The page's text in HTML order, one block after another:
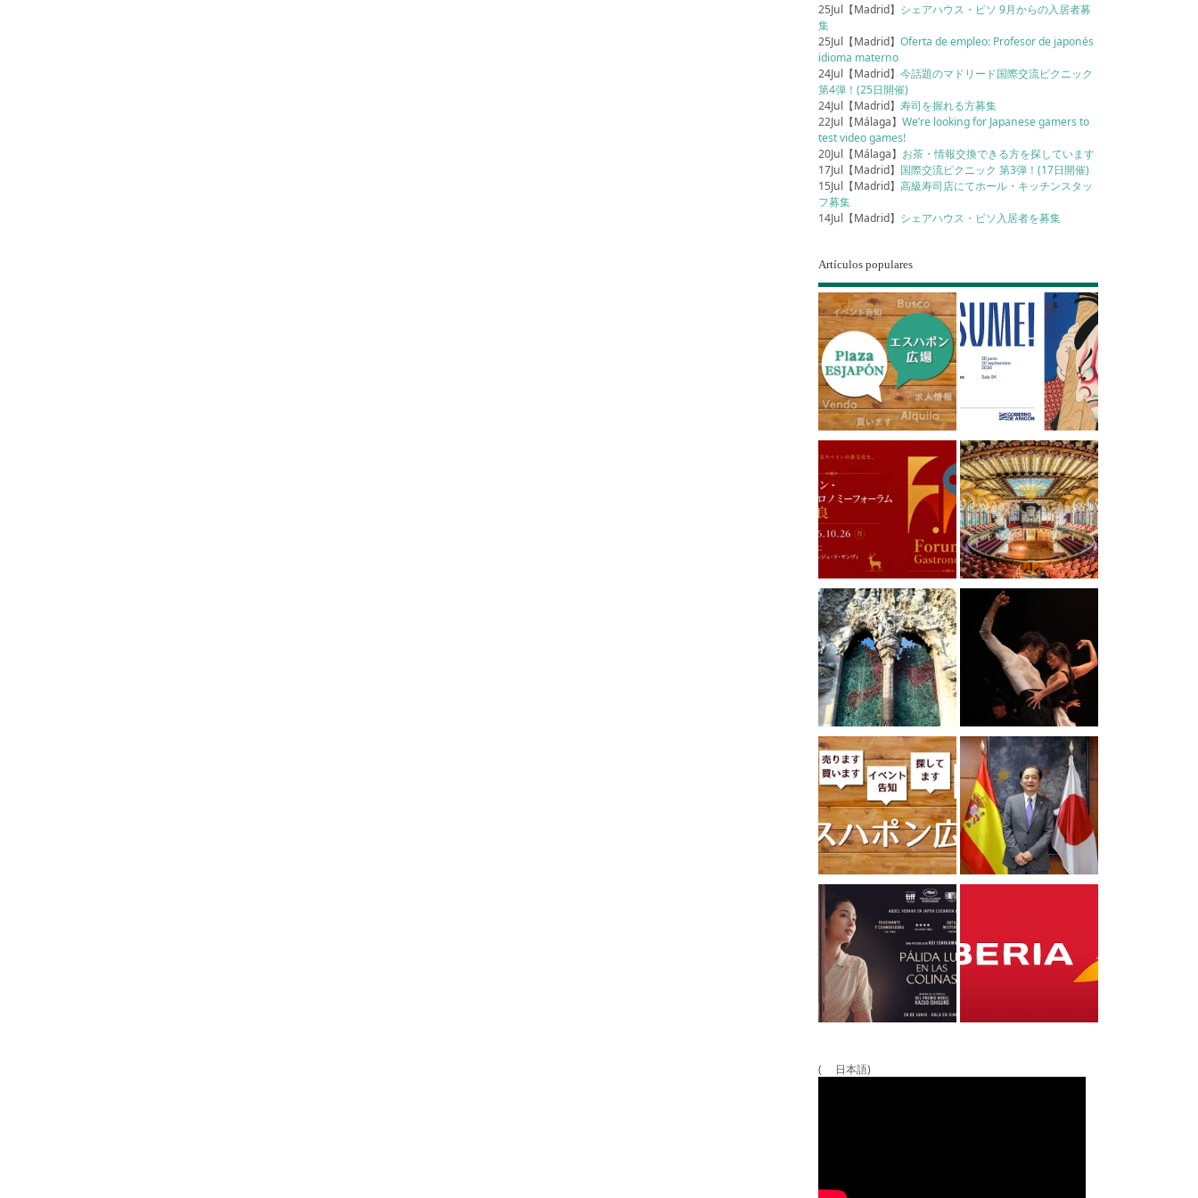
25Jul【Madrid】 シェアハウス・ピソ 9月からの入居者募
集
25Jul【Madrid】Oferta de empleo: Profesor de japonés
idioma materno
24Jul【Madrid】今話題のマドリード国際交流ピクニック
第4弾！(25日開催)
24Jul【Madrid】寿司を握れる方募集
22Jul【Málaga】We’re looking for Japanese gamers to
test video games!
20Jul【Málaga】 お茶・情報交換できる方を探しています
17Jul【Madrid】 国際交流ピクニック 第3弾！(17日開催)
15Jul【Madrid】高級寿司店にてホール・キッチンスタッ
フ募集
14Jul【Madrid】 シェアハウス・ピソ入居者を募集
Artículos populares
( 日本語)